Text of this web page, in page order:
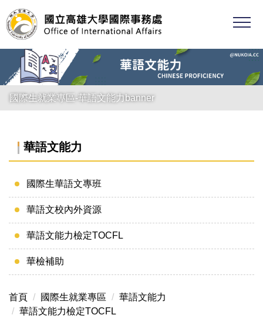
跳
到
主
要
容
區國際生就業專區-華語文能力banner
華語文能力
國際生華語文專班
華語文校內外資源
華語文能力檢定TOCFL
華檢補助
首頁 國際生就業專區
華語文能力
華語文能力檢定TOCFL